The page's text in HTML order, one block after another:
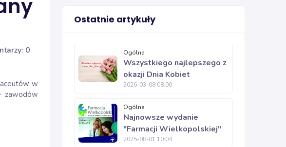
0
w
zawodów
Ostatnie artykuły
Ogólna
Wszystkiego najlepszego z
okazji Dnia Kobiet
2026-03-08 08:00
Ogólna
Najnowsze wydanie
"Farmacji Wielkopolskiej"
2025-08-01 10:04